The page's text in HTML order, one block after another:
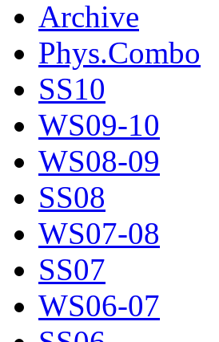
Archive
Phys.Combo
SS10
WS09-10
WS08-09
SS08
WS07-08
SS07
WS06-07